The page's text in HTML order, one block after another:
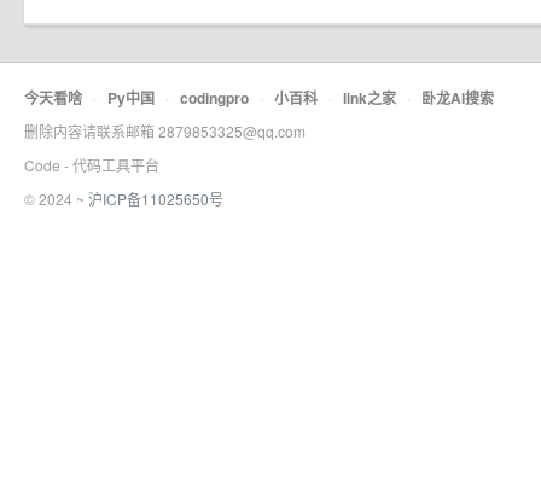
今天看啥 · Py中国 · codingpro · 小百科 · link之家 · 卧龙AI搜索
删除内容请联系邮箱 2879853325@qq.com
Code - 代码工具平台
© 2024 ~ 沪ICP备11025650号